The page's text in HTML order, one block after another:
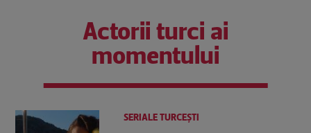
Actorii turci ai
momentului
SERIALE TURCEŞTI